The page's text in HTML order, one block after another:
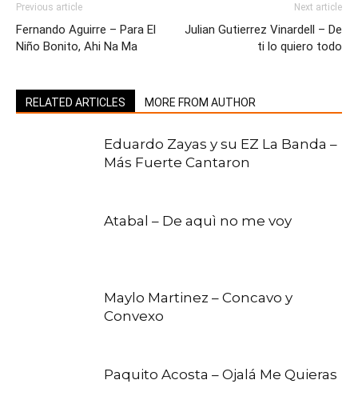
Previous article
Fernando Aguirre – Para El
Niño Bonito, Ahi Na Ma
Next article
Julian Gutierrez Vinardell – De
ti lo quiero todo
RELATED ARTICLES MORE FROM AUTHOR
Eduardo Zayas y su EZ La Banda –
Más Fuerte Cantaron
Atabal – De aquì no me voy
Maylo Martinez – Concavo y
Convexo
Paquito Acosta – Ojalá Me Quieras